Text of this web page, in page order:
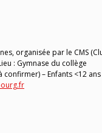
organisée par le CMS
: Gymnase du collège
confirmer) – Enfants <12